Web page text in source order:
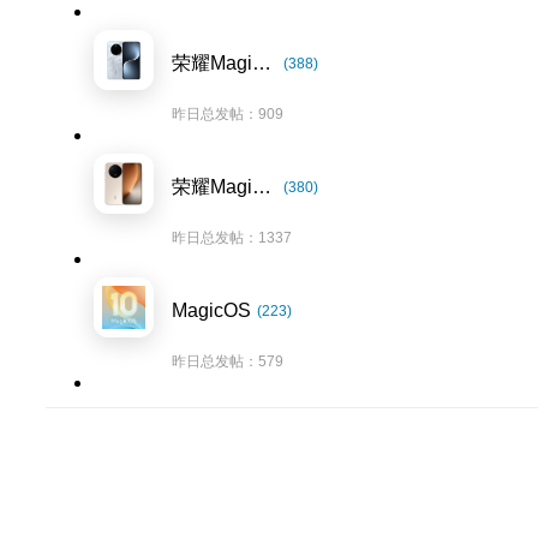
荣耀Magic7系列 (388)
昨日总发帖：909
荣耀Magic8系列 (380)
昨日总发帖：1337
MagicOS (223)
昨日总发帖：579